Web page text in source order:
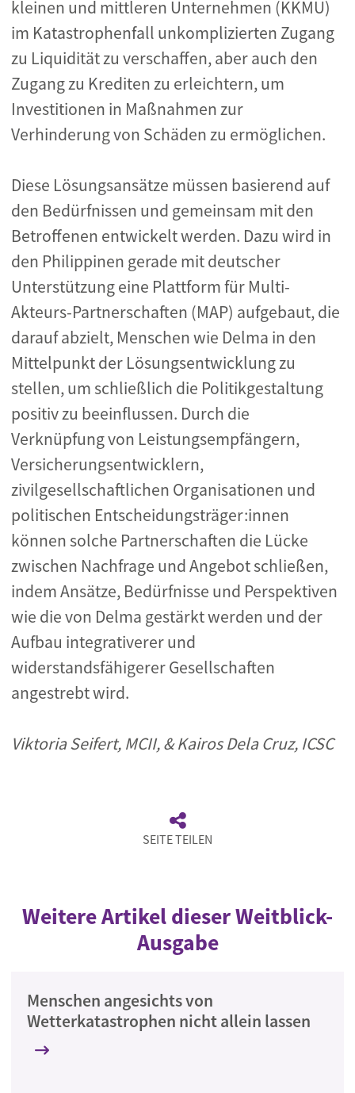
kleinen und mittleren Unternehmen (KKMU)
im Katastrophenfall unkomplizierten Zugang
zu Liquidität zu verschaffen, aber auch den
Zugang zu Krediten zu erleichtern, um
Investitionen in Maßnahmen zur
Verhinderung von Schäden zu ermöglichen.
Diese Lösungsansätze müssen basierend auf
den Bedürfnissen und gemeinsam mit den
Betroffenen entwickelt werden. Dazu wird in
den Philippinen gerade mit deutscher
Unterstützung eine Plattform für Multi-
Akteurs-Partnerschaften (MAP) aufgebaut, die
darauf abzielt, Menschen wie Delma in den
Mittelpunkt der Lösungsentwicklung zu
stellen, um schließlich die Politikgestaltung
positiv zu beeinflussen. Durch die
Verknüpfung von Leistungsempfängern,
Versicherungsentwicklern,
zivilgesellschaftlichen Organisationen und
politischen Entscheidungsträger:innen
können solche Partnerschaften die Lücke
zwischen Nachfrage und Angebot schließen,
indem Ansätze, Bedürfnisse und Perspektiven
wie die von Delma gestärkt werden und der
Aufbau integrativerer und
widerstandsfähigerer Gesellschaften
angestrebt wird.
Viktoria Seifert, MCII, & Kairos Dela Cruz, ICSC
SEITE TEILEN
Weitere Artikel dieser Weitblick-
Ausgabe
Menschen angesichts von
Wetterkatastrophen nicht allein lassen